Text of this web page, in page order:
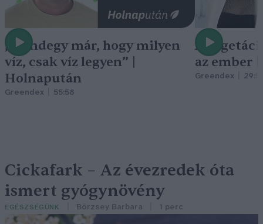
„Mindegy már, hogy milyen
víz, csak víz legyen” |
Holnapután
Greendex 55:58
A
az ember
Greendex
Cickafark – Az évezredek óta
ismert gyógynövény
EGÉSZSÉGÜNK Börzsey Barbara 1 perc